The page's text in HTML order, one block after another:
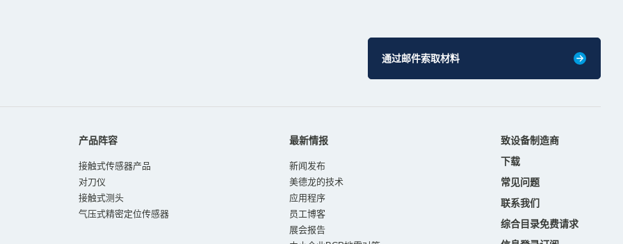
通过邮件索取材料
产品阵容
接触式传感器产品
对刀仪
接触式测头
气压式精密定位传感器
最新情报
新闻发布
美德龙的技术
应用程序
员工博客
展会报告
致设备制造商
下载
常见问题
联系我们
综合目录免费请求